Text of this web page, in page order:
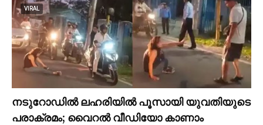
VIRAL
നടുറോഡില്‍ ലഹരിയില്‍ പൂസായി യുവതിയുടെ
പരാക്രമം; വൈറൽ വീഡിയോ കാണാം